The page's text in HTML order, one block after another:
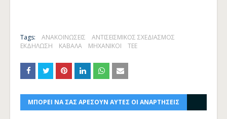
Tags: ΑΝΑΚΟΙΝΩΣΕΙΣ
ΑΝΤΙΣΕΙΣΜΙΚΟΣ ΣΧΕΔΙΑΣΜΟΣ
ΕΚΔΗΛΩΣΗ
ΚΑΒΑΛΑ ΜΗΧΑΝΙΚΟΙ ΤΕΕ
ΜΠΟΡΕΙ ΝΑ ΣΑΣ ΑΡΕΣΟΥΝ ΑΥΤΕΣ ΟΙ ΑΝΑΡΤΗΣΕΙΣ